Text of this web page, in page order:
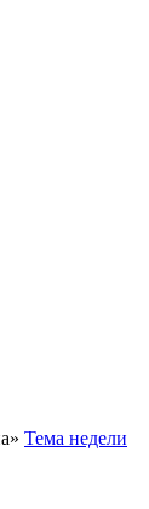
Тема недели